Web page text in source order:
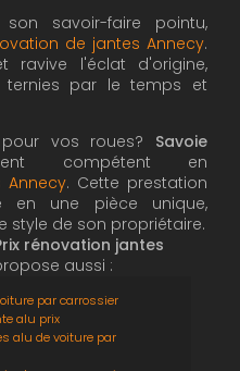
savoir-faire pointu,
de jantes Annecy.
ravive l'éclat d'origine,
ternies par le temps et
vos roues? Savoie
compétent en
Annecy. Cette prestation
en une pièce unique,
style de son propriétaire.
rénovation jantes
aussi :
par carrossier
alu prix
alu de voiture par